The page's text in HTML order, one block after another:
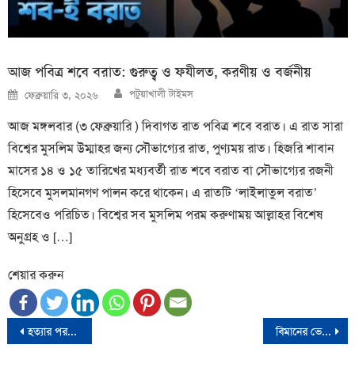
আজ পবিত্র শবে বরাত: গুরুত্ব ও ফযীলত, করণীয় ও বর্জনীয়
Posted
on
ফেব্রুয়ারি ৩, ২০২৬ Author
পটুয়াখালী টাইমস
আজ মঙ্গলবার (৩ ফেব্রুয়ারি ) দিবাগত রাত পবিত্র শবে বরাত। এ রাত সারা
বিশ্বের মুসলিম উম্মাহর জন্য সৌভাগ্যের রাত, পুণ্যময় রাত। হিজরি শাবান
মাসের ১৪ ও ১৫ তারিখের মধ্যবর্তী রাত শবে বরাত বা সৌভাগ্যের রজনী
হিসেবে মুসলমানগণ পালন করে থাকেন। এ রাতটি ‘লাইলাতুল বরাত’
হিসেবেও পরিচিত। বিশ্বের সব মুসলিম পরম করুণাময় আল্লাহর বিশেষ
অনুগ্রহ ও […]
শেয়ার করুন
Post
হত্যার পর আগুনে পুড়িয়ে দেয়ার ঘটনায় অভিযুক্ত সাবেক অতিরিক্ত পুলিশ সুপার আটক বিমানের ভেতর থেকে নাটকীয়ভাবে আটক বিতর্কিত এমপি বদির ক্যাশিয়ার